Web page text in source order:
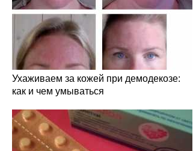
Ухаживаем за кожей при демодекозе:
как и чем умываться